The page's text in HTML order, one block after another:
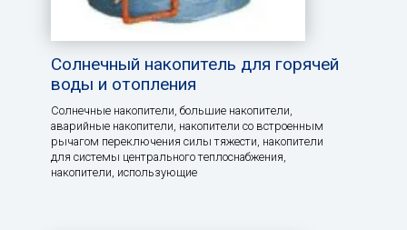
Солнечный накопитель для горячей
воды и отопления
Солнечные накопители, большие накопители,
аварийные накопители, накопители со встроенным
рычагом переключения силы тяжести, накопители
для системы центрального теплоснабжения,
накопители, использующие